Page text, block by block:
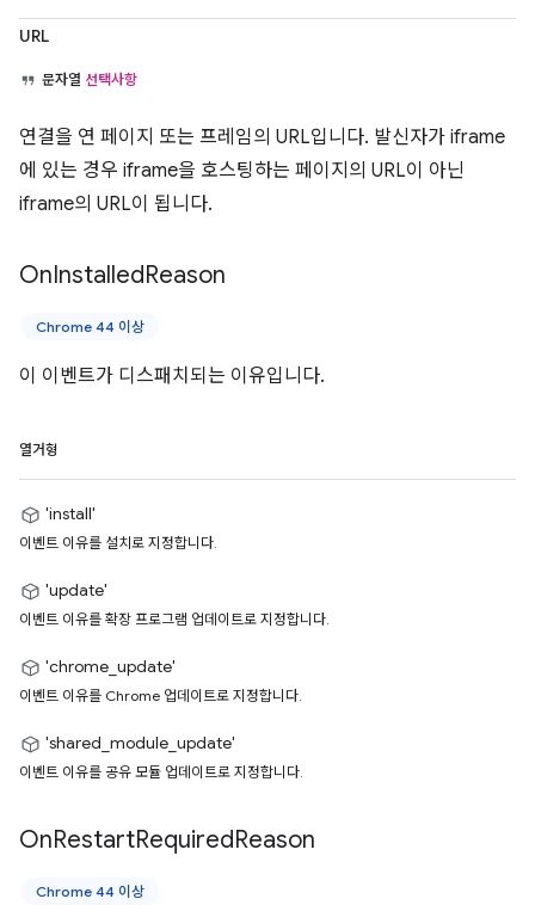
URL
문자열 선택사항
연결을 연 페이지 또는 프레임의 URL입니다. 발신자가 iframe
에 있는 경우 iframe을 호스팅하는 페이지의 URL이 아닌
iframe의 URL이 됩니다.
OnInstalledReason
Chrome 44 이상
이 이벤트가 디스패치되는 이유입니다.
열거형
'install'
이벤트 이유를 설치로 지정합니다.
'update'
이벤트 이유를 확장 프로그램 업데이트로 지정합니다.
'chrome_update'
이벤트 이유를 Chrome 업데이트로 지정합니다.
'shared_module_update'
이벤트 이유를 공유 모듈 업데이트로 지정합니다.
OnRestartRequiredReason
Chrome 44 이상